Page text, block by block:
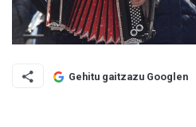
Gehitu gaitzazu Googlen